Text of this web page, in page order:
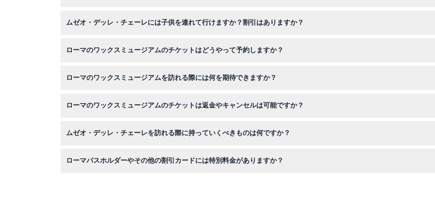
ムゼオ・デッレ・チェーレには子供を連れて行けますか？割引はありますか？
ローマのワックスミュージアムのチケットはどうやって予約しますか？
ローマのワックスミュージアムを訪れる際には何を期待できますか？
ローマのワックスミュージアムのチケットは返金やキャンセルは可能ですか？
ムゼオ・デッレ・チェーレを訪れる際に持っていくべきものは何ですか？
ローマパスホルダーやその他の割引カードには特別料金がありますか？